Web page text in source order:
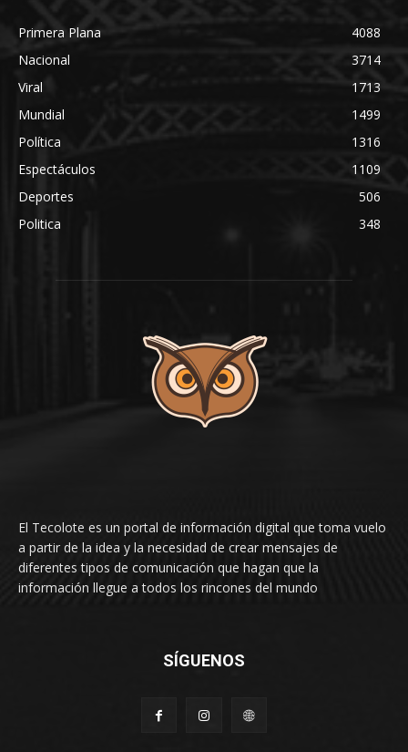
Primera Plana
4088
Nacional
3714
Viral
1713
Mundial
1499
Política
1316
Espectáculos
1109
Deportes
506
Politica
348
El Tecolote es un portal de información digital que toma vuelo
a partir de la idea y la necesidad de crear mensajes de
diferentes tipos de comunicación que hagan que la
información llegue a todos los rincones del mundo
SÍGUENOS